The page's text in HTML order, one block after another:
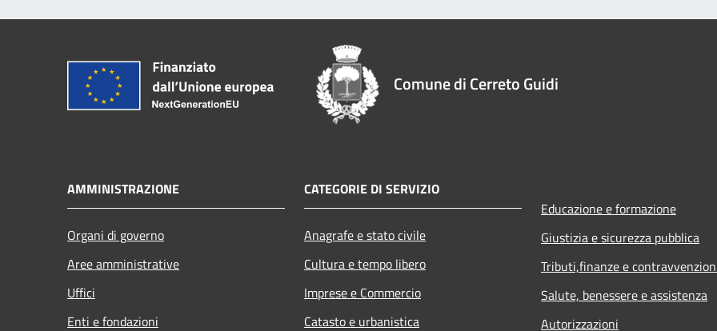
Comune di Cerreto Guidi
AMMINISTRAZIONE
Organi di governo
Aree amministrative
Uffici
Enti e fondazioni
CATEGORIE DI SERVIZIO
Anagrafe e stato civile
Cultura e tempo libero
Imprese e Commercio
Catasto e urbanistica
Educazione e formazione
Giustizia e sicurezza pubblica
Tributi,finanze e
Salute, benessere e assistenza
Autorizzazioni